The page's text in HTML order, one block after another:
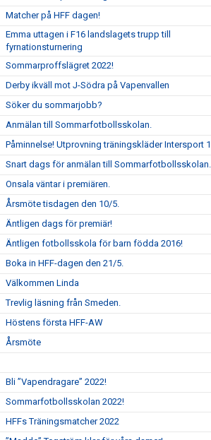
Matcher på HFF dagen!
Emma uttagen i F16 landslagets trupp till
fyrnationsturnering
Sommarproffslägret 2022!
Derby ikväll mot J-Södra på Vapenvallen
Söker du sommarjobb?
Anmälan till Sommarfotbollsskolan.
Påminnelse! Utprovning träningskläder Intersport
Snart dags för anmälan till Sommarfotbollsskolan.
Onsala väntar i premiären.
Årsmöte tisdagen den 10/5.
Äntligen dags för premiär!
Äntligen fotbollsskola för barn födda 2016!
Boka in HFF-dagen den 21/5.
Välkommen Linda
Trevlig läsning från Smeden.
Höstens första HFF-AW
Årsmöte
Bli ”Vapendragare” 2022!
Sommarfotbollsskolan 2022!
HFFs Träningsmatcher 2022